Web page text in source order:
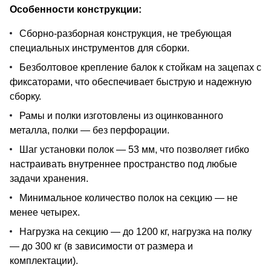
Особенности конструкции:
Сборно-разборная конструкция, не требующая
специальных инструментов для сборки.
Безболтовое крепление балок к стойкам на зацепах с
фиксаторами, что обеспечивает быструю и надежную
сборку.
Рамы и полки изготовлены из оцинкованного
металла, полки — без перфорации.
Шаг установки полок — 53 мм, что позволяет гибко
настраивать внутреннее пространство под любые
задачи хранения.
Минимальное количество полок на секцию — не
менее четырех.
Нагрузка на секцию — до 1200 кг, нагрузка на полку
— до 300 кг (в зависимости от размера и
комплектации).